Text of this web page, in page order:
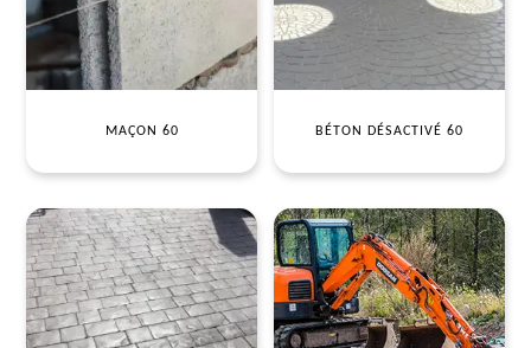
MAÇON 60 BÉTON DÉSACTIVÉ 60